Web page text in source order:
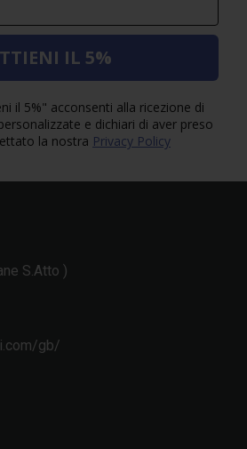
IL 5%
il 5%" acconsenti alla ricezione di
e dichiari di aver preso
la nostra Privacy Policy
S.Atto )
gb/